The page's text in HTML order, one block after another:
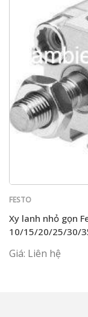
FESTO
Xy lanh nhỏ gọn
10/15/20/25/30/
Giá: Liên hệ